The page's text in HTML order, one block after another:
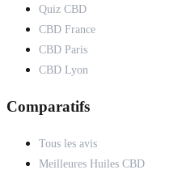
Quiz CBD
CBD France
CBD Paris
CBD Lyon
Comparatifs
Tous les avis
Meilleures Huiles CBD